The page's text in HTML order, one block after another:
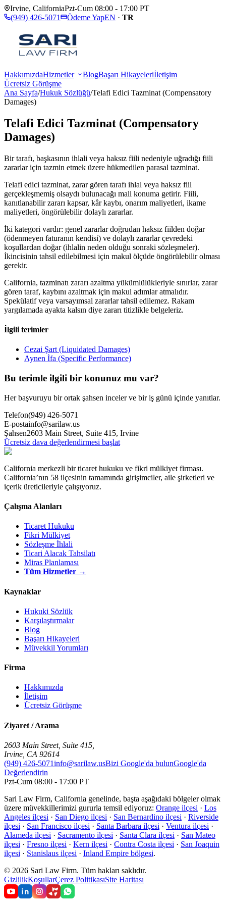
Irvine, CaliforniaPzt-Cum 08:00 - 17:00 PT
(949) 426-5071
Ödeme YapEN · TR
HakkımızdaHizmetler BlogBaşarı Hikayeleriİletişim
Ücretsiz Görüşme
Ana Sayfa/Hukuk Sözlüğü/Telafi Edici Tazminat (Compensatory
Damages)
Telafi Edici Tazminat (Compensatory
Damages)
Bir tarafı, başkasının ihlali veya haksız fiili nedeniyle uğradığı fiili
zararlar için tazmin etmek üzere hükmedilen parasal tazminat.
Telafi edici tazminat, zarar gören tarafı ihlal veya haksız fiil
gerçekleşmemiş olsaydı bulunacağı mali konuma getirir. Fiili,
kanıtlanabilir zararı kapsar, kâr kaybı, onarım maliyetleri, ikame
maliyetleri, öngörülebilir dolaylı zararlar.
İki kategori vardır: genel zararlar doğrudan haksız fiilden doğar
(ödenmeyen faturanın kendisi) ve dolaylı zararlar çevredeki
koşullardan doğar (ihlalin neden olduğu sonraki sözleşmeler).
İkincisinin tahsil edilebilmesi için makul ölçüde öngörülebilir olması
gerekir.
California, tazminatı zararı azaltma yükümlülükleriyle sınırlar, zarar
gören taraf, kaybını azaltmak için makul adımlar atmalıdır.
Spekülatif veya varsayımsal zararlar tahsil edilemez. Rakam
yargılamada ayakta kalsın diye zararı titizlikle belgeleriz.
İlgili terimler
Cezai Şart (Liquidated Damages)
Aynen İfa (Specific Performance)
Bu terimle ilgili bir konunuz mu var?
Her başvuruyu bir ortak şahsen inceler ve bir iş günü içinde yanıtlar.
Telefon(949) 426-5071
E-postainfo@sarilaw.us
Şahsen2603 Main Street, Suite 415, Irvine
Ücretsiz dava değerlendirmesi başlat
California merkezli bir ticaret hukuku ve fikri mülkiyet firması.
California’nın 58 ilçesinin tamamında girişimciler, aile şirketleri ve
içerik üreticileriyle çalışıyoruz.
Çalışma Alanları
Ticaret Hukuku
Fikri Mülkiyet
Sözleşme İhlali
Ticari Alacak Tahsilatı
Miras Planlaması
Tüm Hizmetler →
Kaynaklar
Hukuki Sözlük
Karşılaştırmalar
Blog
Başarı Hikayeleri
Müvekkil Yorumları
Firma
Hakkımızda
İletişim
Ücretsiz Görüşme
Ziyaret / Arama
2603 Main Street, Suite 415
Irvine CA 92614
(949) 426-5071info@sarilaw.usBizi Google'da bulunGoogle'da
Değerlendirin
Pzt-Cum 08:00 - 17:00 PT
Sari Law Firm, California genelinde, başta aşağıdaki bölgeler olmak
üzere müvekkillerimizi gururla temsil ediyoruz: Orange ilçesi · Los
Angeles ilçesi · San Diego ilçesi · San Bernardino ilçesi · Riverside
ilçesi · San Francisco ilçesi · Santa Barbara ilçesi · Ventura ilçesi ·
Alameda ilçesi · Sacramento ilçesi · Santa Clara ilçesi · San Mateo
ilçesi · Fresno ilçesi · Kern ilçesi · Contra Costa ilçesi · San Joaquin
ilçesi · Stanislaus ilçesi · Inland Empire bölgesi.
© 2026 Sari Law Firm. Tüm hakları saklıdır.
GizlilikKoşullarÇerez PolitikasıSite Haritası